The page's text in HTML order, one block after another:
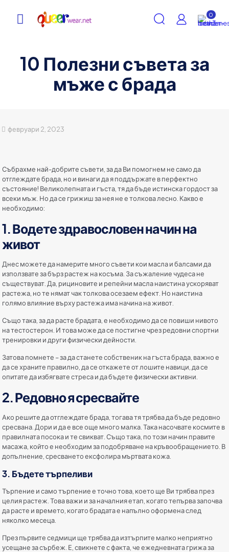
0
10 Полезни съвета за
мъже с брада
февруари 2, 2023
Събрахме най-добрите съвети, за да Ви помогнем не само да
отглеждате брада, но и винаги да я поддържате в перфектно
състояние! Великолепната и гъста, тя да бъде истинска гордост за
всеки мъж. Но да се грижиш за нея не е толкова лесно. Какво е
необходимо:
1. Водете здравословен начин на
живот
Днес можете да намерите много съвети кои масла и балсами да
използвате за бърз растеж на косъма. За съжаление чудеса не
съществуват. Да, рициновите и репейни масла наистина ускоряват
растежа, но те нямат чак толкова осезаем ефект. Но наистина
голямо влияние върху растежа има начина на живот.
Също така, за да расте брадата, е необходимо да се повиши нивото
на тестостерон. И това може да се постигне чрез редовни спортни
тренировки и други физически дейности.
Затова помнете – за да станете собственик на гъста брада, важно е
да се храните правилно, да се откажете от лошите навици, да се
опитате да избягвате стреса и да бъдете физически активни.
2. Редовно я сресвайте
Ако решите да отглеждате брада, тогава тя трябва да бъде редовно
сресвана. Дори и да е все още много малка. Така насочвате космите в
правилната посока и те свикват. Също така, по този начин правите
масажа, който е необходим за подобряване на кръвообращението. В
допълнение, сресването ексфолира мъртвата кожа.
3. Бъдете търпеливи
Търпение и само търпение е точно това, което ще Ви трябва през
целия растеж. Това важи и за началния етап, когато тепърва започва
да расте и времето, когато брадата е напълно оформена след
няколко месеца.
През първите седмици ще трябва да изтърпите малко неприятно
усещане за сърбеж. Е, свикнете с факта, че ежедневната грижа за